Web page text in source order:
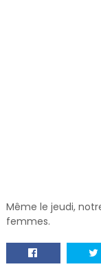
Même le jeudi,
femmes.